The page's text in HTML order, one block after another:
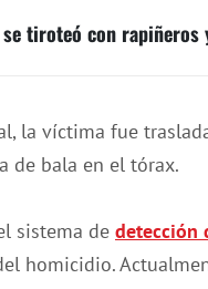
tiroteó con rapiñeros
la víctima fue
de bala en el tórax.
sistema de detección
homicidio.